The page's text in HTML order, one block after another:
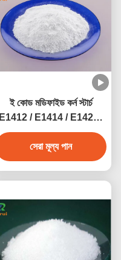
ই কোড মডিফাইড কর্ন স্টার্চ
E1412 / E1414 / E1422 /
E1442
সেরা মূল্য পান